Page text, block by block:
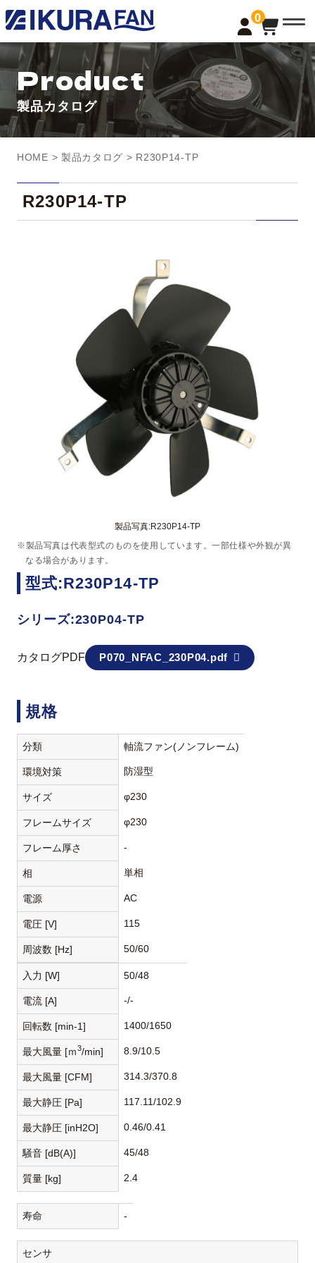
0
t
o
g
l
e
a
v
i
g
a
n
Product
製品カタログ
HOME > 製品カタログ > R230P14-TP
R230P14-TP
製品写真:R230P14-TP
※製品写真は代表型式のものを使用しています。一部仕様や外観が異
なる場合があります。
型式:R230P14-TP
シリーズ:230P04-TP
カタログPDF P070_NFAC_230P04.pdf
規格
分類 軸流ファン(ノンフレーム)
環境対策 防湿型
サイズ φ230
フレームサイズ φ230
フレーム厚さ -
相 単相
電源 AC
電圧 [V] 115
周波数 [Hz] 50/60
入力 [W] 50/48
電流 [A] -/-
回転数 [min-1] 1400/1650
最大風量 [ｍ3/min] 8.9/10.5
最大風量 [CFM] 314.3/370.8
最大静圧 [Pa] 117.11/102.9
最大静圧 [inH2O] 0.46/0.41
騒音 [dB(A)] 45/48
質量 [kg] 2.4
寿命 -
センサ